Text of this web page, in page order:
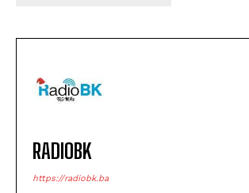
RADIOBK
https://radiobk.ba